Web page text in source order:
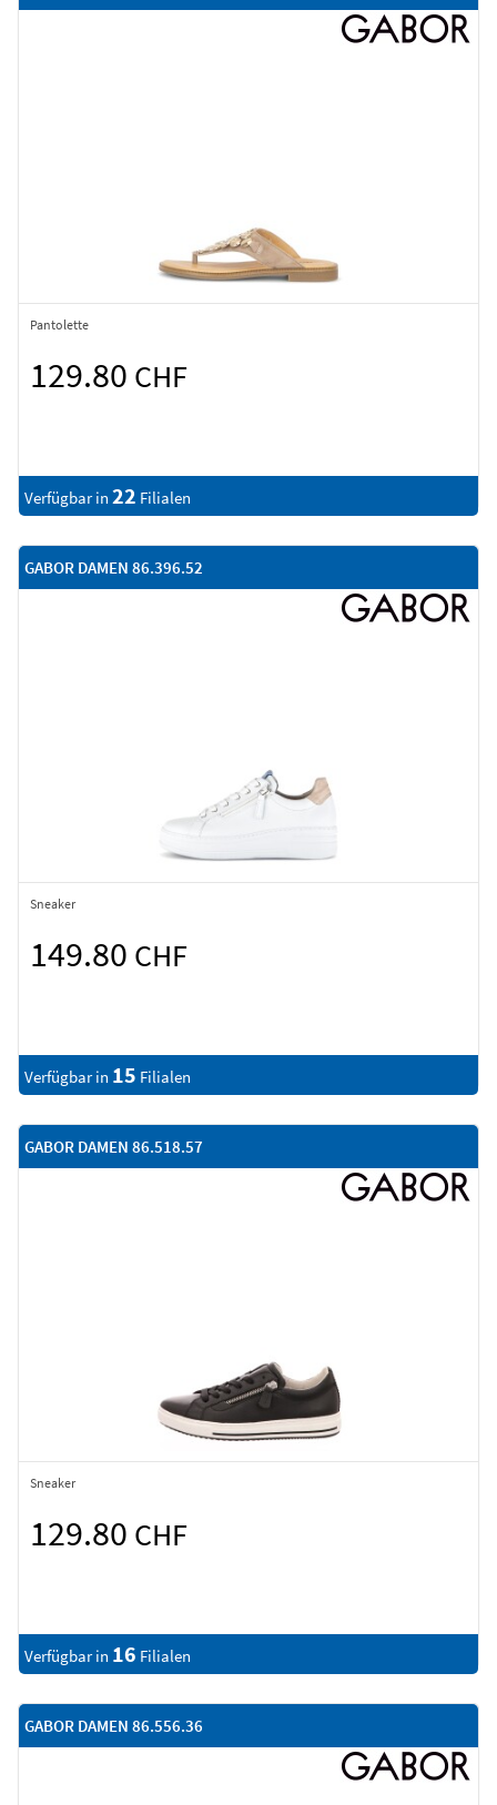
Pantolette
129.80 CHF
Verfügbar in 22 Filialen
GABOR DAMEN 86.396.52
Sneaker
149.80 CHF
Verfügbar in 15 Filialen
GABOR DAMEN 86.518.57
Sneaker
129.80 CHF
Verfügbar in 16 Filialen
GABOR DAMEN 86.556.36